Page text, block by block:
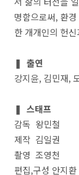
명함으로써, 환
한 개개인의 헌
❚ 출연
강지윤, 김민재,
❚ 스태프
감독 왕민철
제작 김일권
촬영 조영천
편집,구성 안지환